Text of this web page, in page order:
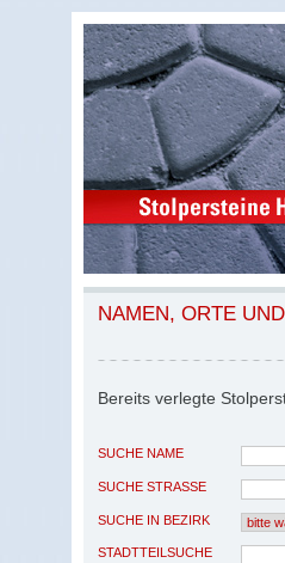
NAMEN, ORTE
Bereits verlegte
SUCHE NAME
SUCHE STRASSE
SUCHE IN BEZIRK
STADTTEILSUCHE